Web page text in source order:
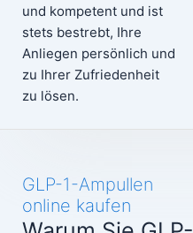
und kompetent und ist
stets bestrebt, Ihre
Anliegen persönlich und
zu Ihrer Zufriedenheit
zu lösen.
GLP-1-Ampullen
online kaufen